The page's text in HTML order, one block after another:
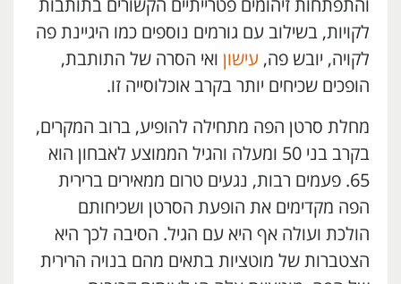
והתפתחות זיהומים פטרייתיים הקשורים בתותבות
לקויות, בשילוב עם גורמים נוספים כמו היגיינת פה
לקויה, יובש פה, עישון ואי הסרה של התותבת,
הופכים שכיחים יותר בקרב אוכלוסייה זו.
מחלת סרטן הפה מתחילה להופיע, ברוב המקרים,
בקרב בני 50 ומעלה והגיל הממוצע לאבחון הוא
65. פעמים רבות, נגעים טרום ממאירים ברירית
הפה מקדימים את הופעת הסרטן ושכיחותם
הולכת ועולה אף היא עם הגיל. הסיבה לכך היא
הצטברות של מוטציות בתאים מהם בנויה הרירית